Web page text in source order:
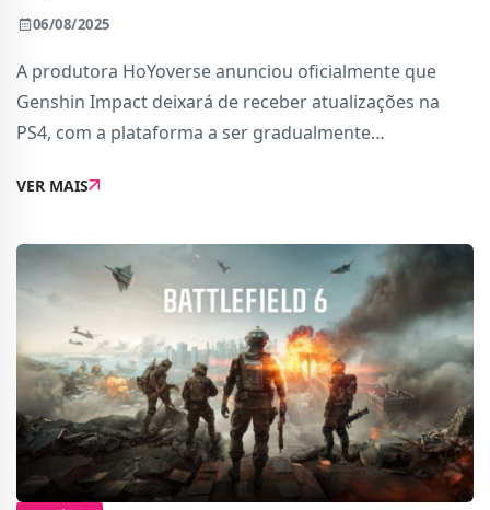
06/08/2025
A produtora HoYoverse anunciou oficialmente que
Genshin Impact deixará de receber atualizações na
PS4, com a plataforma a ser gradualmente
limitações técnicas da consola, especialmente a
VER MAIS